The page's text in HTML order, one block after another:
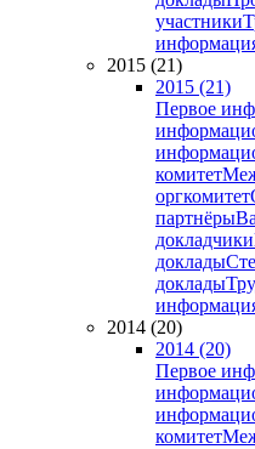
участники
2015 (21)
2015 (21)
Первое
комитет
оргкомитет
партнёры
докладчики
доклады
доклады
2014 (20)
2014 (20)
Первое
комитет